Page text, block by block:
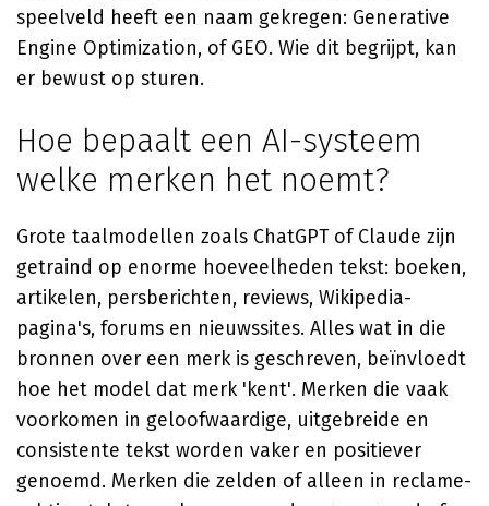
speelveld heeft een naam gekregen: Generative
Engine Optimization, of GEO. Wie dit begrijpt, kan
er bewust op sturen.
Hoe bepaalt een AI-systeem
welke merken het noemt?
Grote taalmodellen zoals ChatGPT of Claude zijn
getraind op enorme hoeveelheden tekst: boeken,
artikelen, persberichten, reviews, Wikipedia-
pagina's, forums en nieuwssites. Alles wat in die
bronnen over een merk is geschreven, beïnvloedt
hoe het model dat merk 'kent'. Merken die vaak
voorkomen in geloofwaardige, uitgebreide en
consistente tekst worden vaker en positiever
genoemd. Merken die zelden of alleen in reclame-